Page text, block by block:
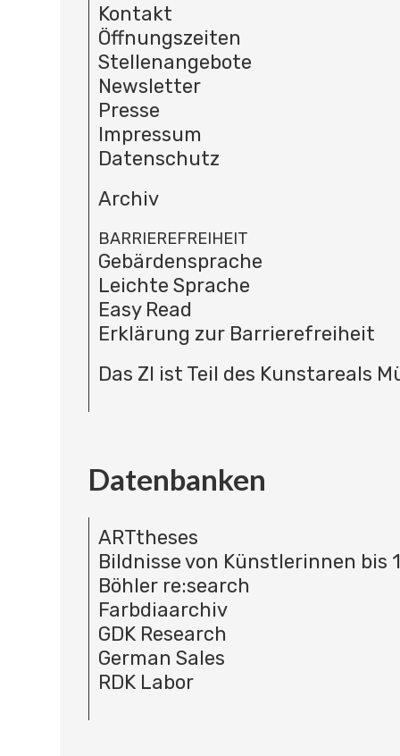
Kontakt
Öffnungszeiten
Stellenangebote
Newsletter
Presse
Impressum
Datenschutz
Archiv
BARRIEREFREIHEIT
Gebärdensprache
Leichte Sprache
Easy Read
Erklärung zur Barrierefreiheit
Das ZI ist Teil des Kunstareals
Datenbanken
ARTtheses
Bildnisse von Künstlerinnen bis
Böhler re:search
Farbdiaarchiv
GDK Research
German Sales
RDK Labor